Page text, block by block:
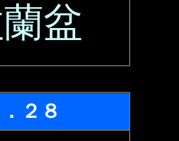
盆
．２８